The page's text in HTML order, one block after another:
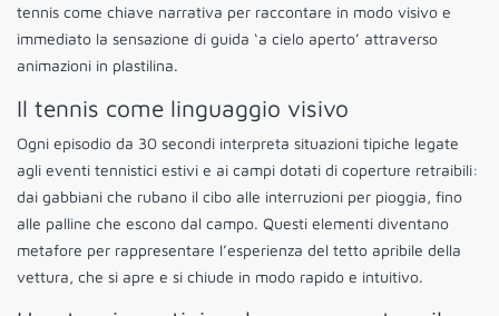
tennis come chiave narrativa per raccontare in modo visivo e
immediato la sensazione di guida ‘a cielo aperto’ attraverso
animazioni in plastilina.
Il tennis come linguaggio visivo
Ogni episodio da 30 secondi interpreta situazioni tipiche legate
agli eventi tennistici estivi e ai campi dotati di coperture retraibili:
dai gabbiani che rubano il cibo alle interruzioni per pioggia, fino
alle palline che escono dal campo. Questi elementi diventano
metafore per rappresentare l’esperienza del tetto apribile della
vettura, che si apre e si chiude in modo rapido e intuitivo.